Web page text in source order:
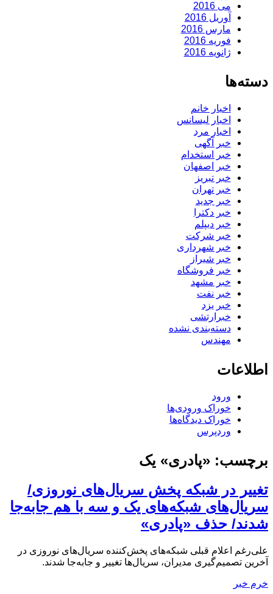
می 2016
آوریل 2016
مارس 2016
فوریه 2016
ژانویه 2016
دسته‌ها
اخبار خانم
اخبار لیسانس
اخبار مرد
خبر آگهی
خبر استخدام
خبر اصفهان
خبر تبریز
خبر تهران
خبر جدید
خبر دکترا
خبر دیپلم
خبر شرکت
خبر شهرداری
خبر شیراز
خبر فروشگاه
خبر مشهد
خبر نفت
خبر یزد
خبرارتشی
دسته‌بندی نشده
مهندس
اطلاعات
ورود
خوراک ورودی‌ها
خوراک دیدگاه‌ها
وردپرس
برچسب: «پادری» یک
تغییر در شبکه پخش سریال‌های نوروزی/
سریال‌های شبکه‌های یک و سه با هم جابه‌جا
شدند/ حذف «پادری»
علی‌رغم اعلام قبلی شبکه‌های پخش‌کننده سریال‌های نوروزی در
آخرین تصمیم‌گیری مدیران، سریال‌ها تغییر و جابه‌جا شدند.
خرم خبر